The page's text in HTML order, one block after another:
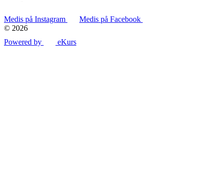
Medis på Instagram
Medis på Facebook
© 2026
Powered by
eKurs